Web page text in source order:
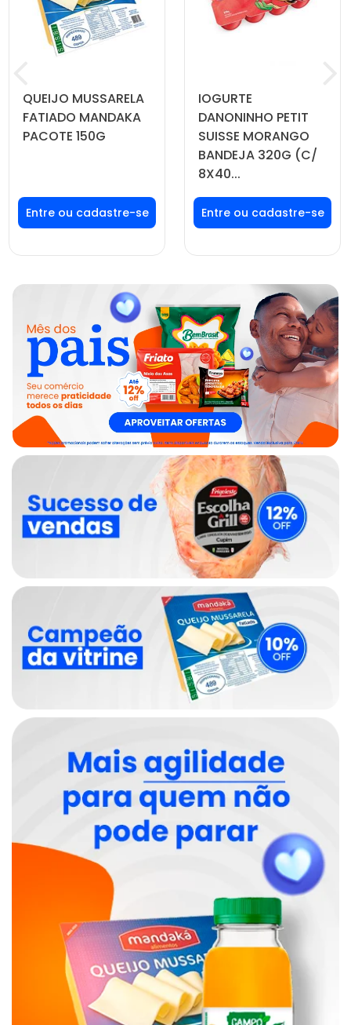
QUEIJO MUSSARELA
FATIADO MANDAKA
PACOTE 150G
Faça seu login ou
cadastre-se para
ver preços e
IOGURTE
DANONINHO PETIT
SUISSE MORANGO
BANDEJA 320G (C/
8X40...
Faça seu login ou
cadastre-se para
ver preços e